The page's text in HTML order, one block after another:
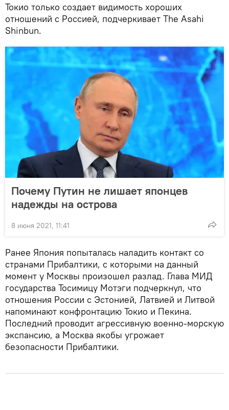
Токио только создает видимость хороших
отношений с Россией, подчеркивает The Asahi
Shinbun.
Почему Путин не лишает японцев
надежды на острова
8 июня 2021, 11:41
Ранее Япония попыталась наладить контакт со
странами Прибалтики, с которыми на данный
момент у Москвы произошел разлад. Глава МИД
государства Тосимицу Мотэги подчеркнул, что
отношения России с Эстонией, Латвией и Литвой
напоминают конфронтацию Токио и Пекина.
Последний проводит агрессивную военно-морскую
экспансию, а Москва якобы угрожает
безопасности Прибалтики.